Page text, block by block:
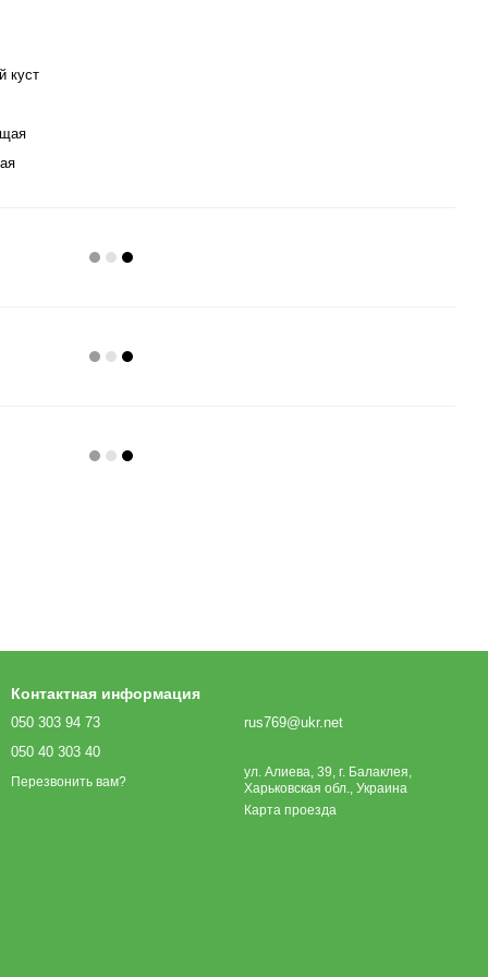
куст
Контактная информация
050 303 94 73
050 40 303 40
Перезвонить вам?
rus769@ukr.net
ул. Алиева, 39, г. Балаклея,
Харьковская обл., Украина
Карта проезда